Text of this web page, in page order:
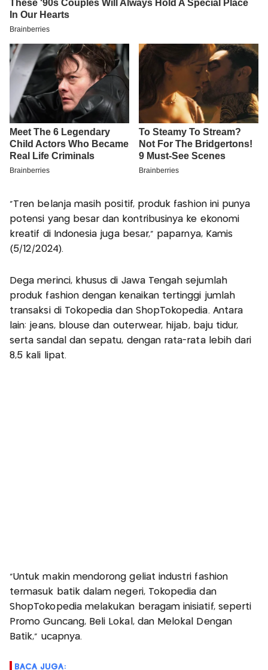
"Tren belanja masih positif, produk fashion ini punya
potensi yang besar dan kontribusinya ke ekonomi
kreatif di Indonesia juga besar," paparnya, Kamis
(5/12/2024).
Dega merinci, khusus di Jawa Tengah sejumlah
produk fashion dengan kenaikan tertinggi jumlah
transaksi di Tokopedia dan ShopTokopedia. Antara
lain: jeans, blouse dan outerwear, hijab, baju tidur,
serta sandal dan sepatu, dengan rata-rata lebih dari
8,5 kali lipat.
"Untuk makin mendorong geliat industri fashion
termasuk batik dalam negeri, Tokopedia dan
ShopTokopedia melakukan beragam inisiatif, seperti
Promo Guncang, Beli Lokal, dan Melokal Dengan
Batik," ucapnya.
BACA JUGA: